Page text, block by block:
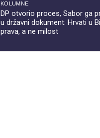
KOLUMNE
DP otvorio proces, Sabor ga
u državni dokument: Hrvati u
prava, a ne milost